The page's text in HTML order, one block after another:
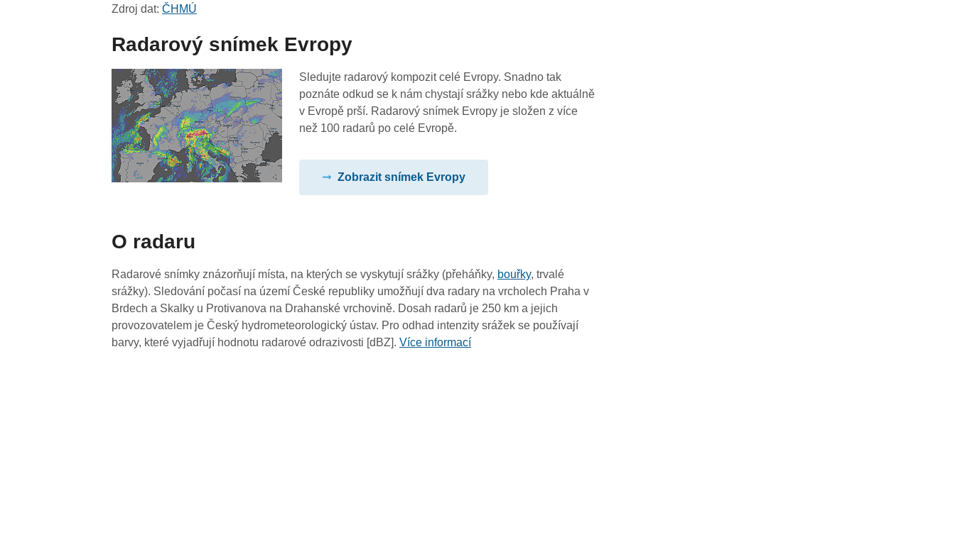
00:05
Zdroj dat:ČHMÚ
Radarový snímek Evropy
Sledujte radarový kompozit celé Evropy. Snadno tak
poznáte odkud se k nám chystají srážky nebo kde aktuálně
v Evropě prší. Radarový snímek Evropy je složen z více
než 100 radarů po celé Evropě.
Zobrazit snímek Evropy
O radaru
Radarové snímky znázorňují místa, na kterých se vyskytují srážky (přeháňky, bouřky, trvalé
srážky). Sledování počasí na území České republiky umožňují dva radary na vrcholech Praha v
Brdech a Skalky u Protivanova na Drahanské vrchovině. Dosah radarů je 250 km a jejich
provozovatelem je Český hydrometeorologický ústav. Pro odhad intenzity srážek se používají
barvy, které vyjadřují hodnotu radarové odrazivosti [dBZ].Více informací